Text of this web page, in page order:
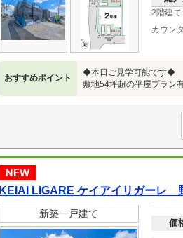
2階建て
カウン
おすすめポイント
◆本日ご見学可能です◆
敷地54坪超の平屋プラン
KEIAI LIGARE ケイアイリガーレ
新築一戸建て
価